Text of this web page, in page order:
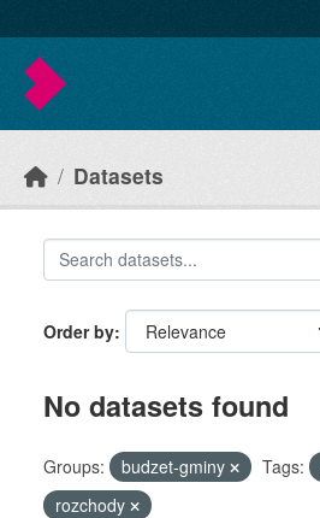
Datasets
Order by
No datasets found
Groups: budzet-gminy Tags:
rozchody